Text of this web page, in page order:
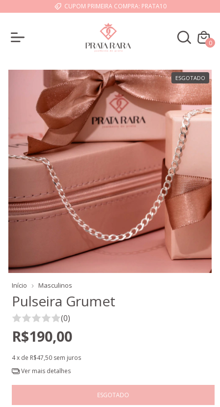
CUPOM PRIMEIRA COMPRA: PRATA10
0
ESGOTADO
Início Masculinos
Pulseira Grumet
(0)
R$190,00
4x de R$47,50 sem juros
Ver mais detalhes